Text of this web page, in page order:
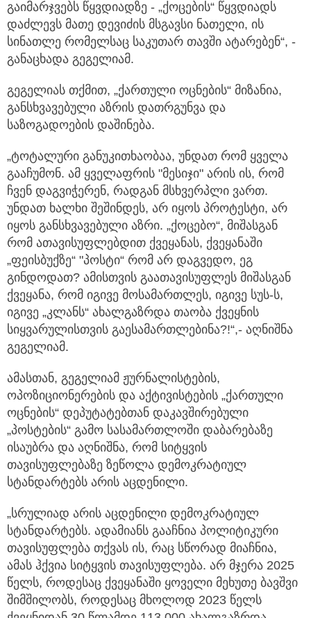
გაიმარჯვებს წყვდიადზე - „ქოცების“ წყვდიადს
დაძლევს მათე დევიძის მსგავსი ნათელი, ის
სინათლე რომელსაც საკუთარ თავში ატარებენ“, -
განაცხადა გეგელიამ.
გეგელიას თქმით, „ქართული ოცნების“ მიზანია,
განსხვავებული აზრის დათრგუნვა და
საზოგადოების დაშინება.
„ტოტალური განუკითხაობაა, უნდათ რომ ყველა
გააჩუმონ. ამ ყველაფრის "მესიჯი" არის ის, რომ
ჩვენ დაგვიჭერენ, რადგან მსხვერპლი ვართ.
უნდათ ხალხი შეშინდეს, არ იყოს პროტესტი, არ
იყოს განსხვავებული აზრი. „ქოცებო“, მიშასგან
რომ ათავისუფლებდით ქვეყანას, ქვეყანაში
„ფეისბუქზე“ "პოსტი“ რომ არ დაგვედო, ეგ
გინდოდათ? ამისთვის გაათავისუფლეს მიშასგან
ქვეყანა, რომ იგივე მოსამართლეს, იგივე სუს-ს,
იგივე „კლანს“ ახალგაზრდა თაობა ქვეყნის
სიყვარულისთვის გაესამართლებინა?!“,- აღნიშნა
გეგელიამ.
ამასთან, გეგელიამ ჟურნალისტების,
ოპოზიციონერების და აქტივისტების „ქართული
ოცნების“ დეპუტატებთან დაკავშირებული
„პოსტების“ გამო სასამართლოში დაბარებაზე
ისაუბრა და აღნიშნა, რომ სიტყვის
თავისუფლებაზე ზეწოლა დემოკრატიულ
სტანდარტებს არის აცდენილი.
„სრულიად არის აცდენილი დემოკრატიულ
სტანდარტებს. ადამიანს გააჩნია პოლიტიკური
თავისუფლება თქვას ის, რაც სწორად მიაჩნია,
ამას ჰქვია სიტყვის თავისუფლება. არ მჯერა 2025
წელს, როდესაც ქვეყანაში ყოველი მეხუთე ბავშვი
შიმშილობს, როდესაც მხოლოდ 2023 წელს